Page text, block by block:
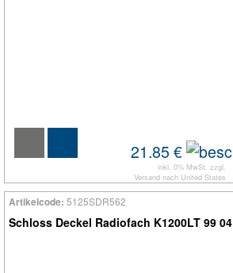
21.85 €
inkl. 0% MwSt. zzgl.
Versand nach United States
Artikelcode: 5125SDR562
Schloss Deckel Radiofach K1200LT 99 04